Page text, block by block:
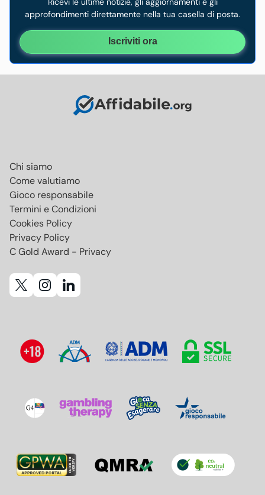
approfondimenti direttamente nella tua casella di posta.
Iscriviti ora
Chi siamo
Come valutiamo
Gioco responsabile
Termini e Condizioni
Cookies Policy
Privacy Policy
C Gold Award - Privacy